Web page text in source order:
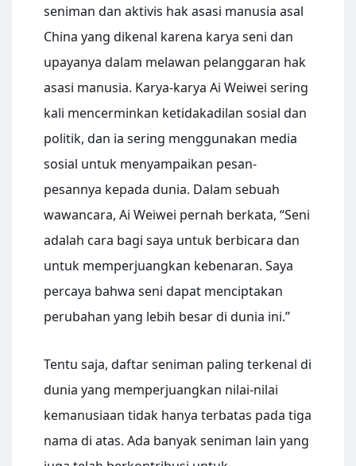
seniman dan aktivis hak asasi manusia asal
China yang dikenal karena karya seni dan
upayanya dalam melawan pelanggaran hak
asasi manusia. Karya-karya Ai Weiwei sering
kali mencerminkan ketidakadilan sosial dan
politik, dan ia sering menggunakan media
sosial untuk menyampaikan pesan-
pesannya kepada dunia. Dalam sebuah
wawancara, Ai Weiwei pernah berkata, “Seni
adalah cara bagi saya untuk berbicara dan
untuk memperjuangkan kebenaran. Saya
percaya bahwa seni dapat menciptakan
perubahan yang lebih besar di dunia ini.”
Tentu saja, daftar seniman paling terkenal di
dunia yang memperjuangkan nilai-nilai
kemanusiaan tidak hanya terbatas pada tiga
nama di atas. Ada banyak seniman lain yang